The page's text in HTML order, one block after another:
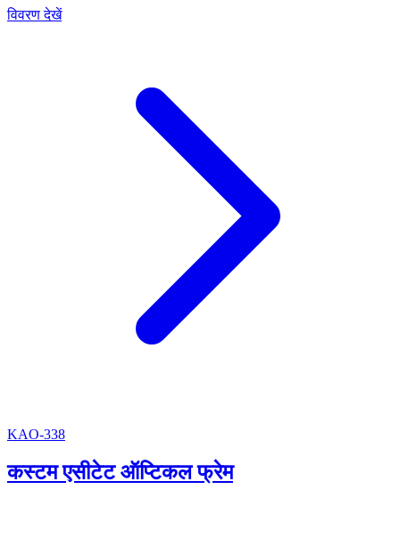
विवरण देखें
KAO-338
कस्टम एसीटेट ऑप्टिकल फ्रेम